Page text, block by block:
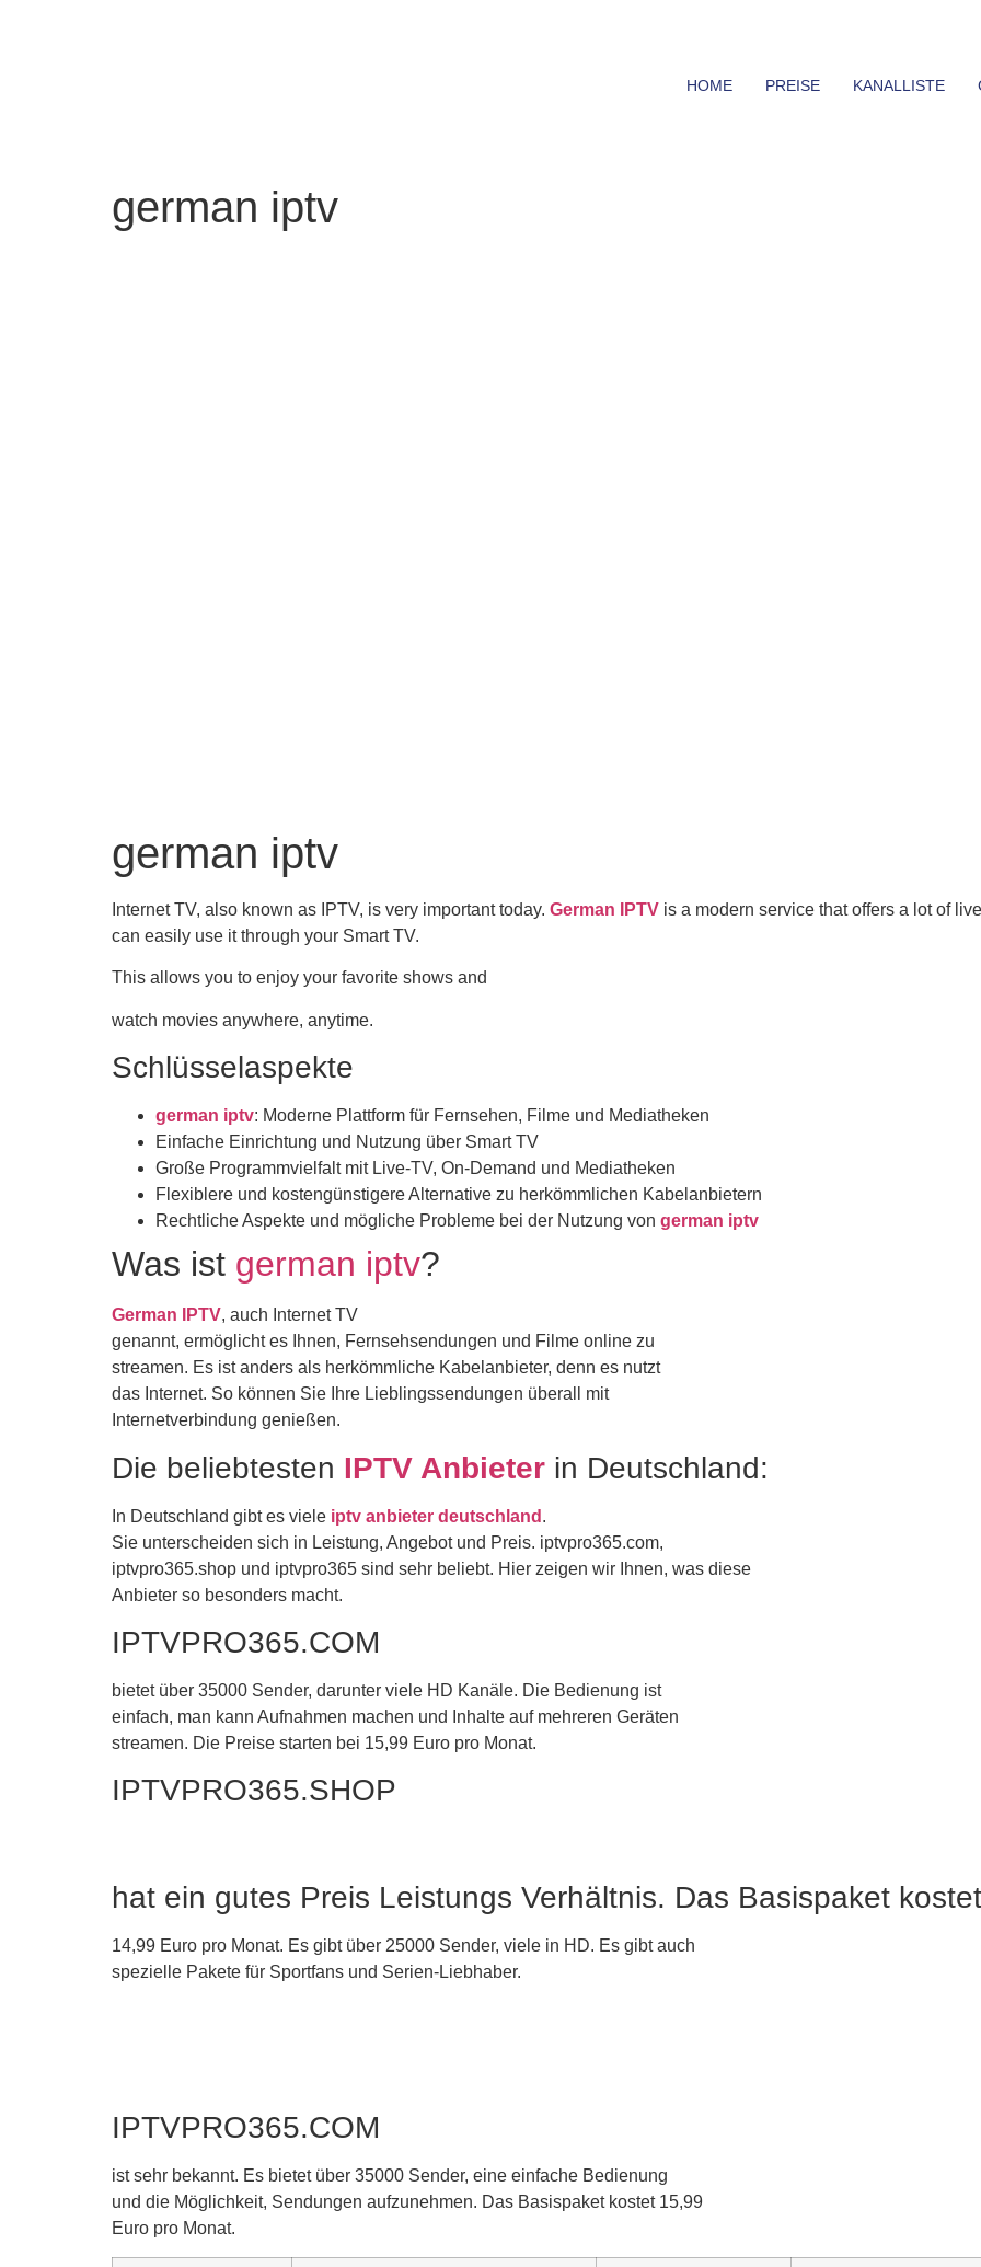
HOME PREISE KANALLISTE
german iptv
german iptv
Internet TV, also known as IPTV, is very important today. German IPTV is a modern service that offers a lot of
can easily use it through your Smart TV.
This allows you to enjoy your favorite shows and
watch movies anywhere, anytime.
Schlüsselaspekte
german iptv: Moderne Plattform für Fernsehen, Filme und Mediatheken
Einfache Einrichtung und Nutzung über Smart TV
Große Programmvielfalt mit Live-TV, On-Demand und Mediatheken
Flexiblere und kostengünstigere Alternative zu herkömmlichen Kabelanbietern
Rechtliche Aspekte und mögliche Probleme bei der Nutzung von german iptv
Was ist german iptv?
German IPTV, auch Internet TV
genannt, ermöglicht es Ihnen, Fernsehsendungen und Filme online zu
streamen. Es ist anders als herkömmliche Kabelanbieter, denn es nutzt
das Internet. So können Sie Ihre Lieblingssendungen überall mit
Internetverbindung genießen.
Die beliebtesten IPTV Anbieter in Deutschland:
In Deutschland gibt es viele iptv anbieter deutschland .
Sie unterscheiden sich in Leistung, Angebot und Preis. iptvpro365.com,
iptvpro365.shop und iptvpro365 sind sehr beliebt. Hier zeigen wir Ihnen, was diese
Anbieter so besonders macht.
IPTVPRO365.COM
bietet über 35000 Sender, darunter viele HD Kanäle. Die Bedienung ist
einfach, man kann Aufnahmen machen und Inhalte auf mehreren Geräten
streamen. Die Preise starten bei 15,99 Euro pro Monat.
IPTVPRO365.SHOP
hat ein gutes Preis Leistungs Verhältnis. Das Basispaket
14,99 Euro pro Monat. Es gibt über 25000 Sender, viele in HD. Es gibt auch
spezielle Pakete für Sportfans und Serien-Liebhaber.
IPTVPRO365.COM
ist sehr bekannt. Es bietet über 35000 Sender, eine einfache Bedienung
und die Möglichkeit, Sendungen aufzunehmen. Das Basispaket kostet 15,99
Euro pro Monat.